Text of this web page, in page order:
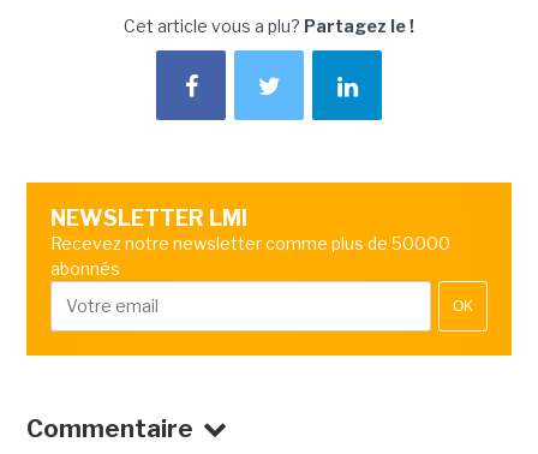
Cet article vous a plu? Partagez le !
NEWSLETTER LMI
Recevez notre newsletter comme plus de 50000
abonnés
OK
Commentaire